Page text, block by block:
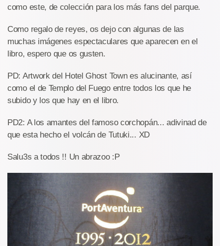
como este, de colección para los más fans del parque.
Como regalo de reyes, os dejo con algunas de las
muchas imágenes espectaculares que aparecen en el
libro, espero que os gusten.
PD: Artwork del Hotel Ghost Town es alucinante, así
como el de Templo del Fuego entre todos los que he
subido y los que hay en el libro.
PD2: A los amantes del famoso corchopán... adivinad de
que esta hecho el volcán de Tutuki... XD
Salu3s a todos !! Un abrazoo :P